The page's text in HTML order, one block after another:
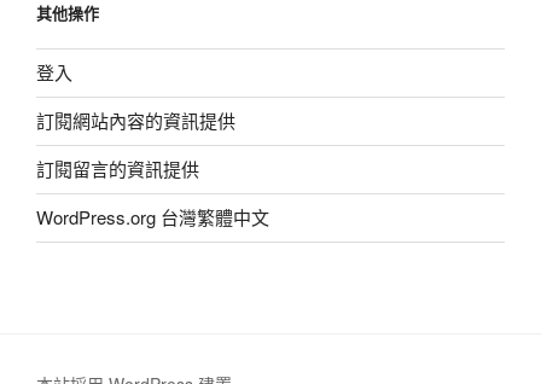
其他操作
登入
訂閱網站內容的資訊提供
訂閱留言的資訊提供
WordPress.org 台灣繁體中文